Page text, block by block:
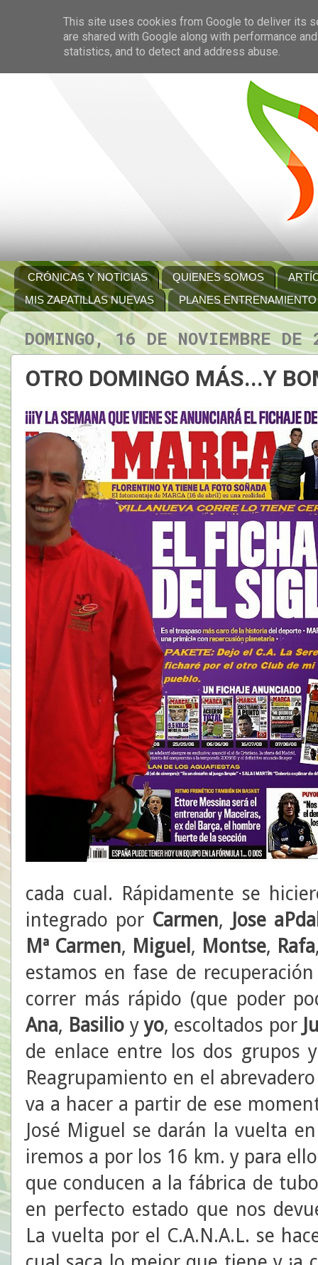
CRÓNICAS Y NOTICIAS QUIENES SOMOS
MIS ZAPATILLAS NUEVAS
PLANES ENTRENAMIENTO
DOMINGO, 16 DE NOVIEMBRE DE
OTRO DOMINGO MÁS...Y
cada cual. Rápidamente se
integrado por Carmen,
Jose
Mª Carmen, Miguel , Montse, Rafa
estamos en fase de
correr más rápido (que poder
Ana, Basilio yyo, escoltados por
de enlace entre los dos grupos
Reagrupamiento en el
va a hacer a partir de ese
José Miguel se darán la vuelta
iremos a por los 16 km. y para
que conducen a la fábrica de
en perfecto estado que nos
La vuelta por el C.A.N.A.L. se
This site uses cookies from Google to deliver its
are shared with Google along with performance
statistics, and to detect and address abuse.